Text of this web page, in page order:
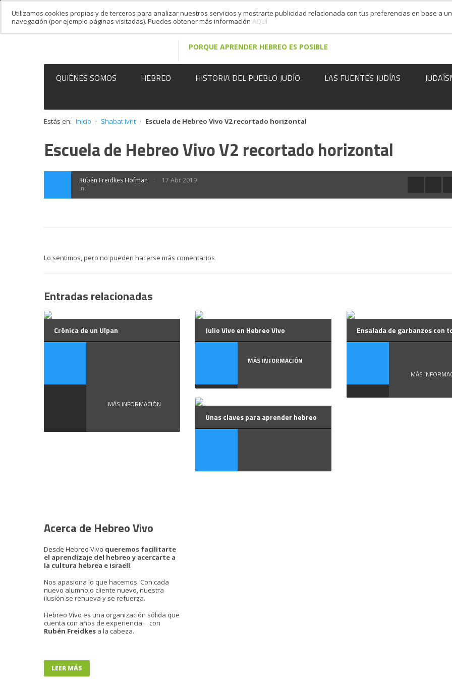
PORQUE APRENDER HEBREO ES POSIBLE
QUIÉNES SOMOS HEBREO HISTORIA DEL PUEBLO JUDÍO LAS FUENTES JUDÍAS
Estás en: Inicio · Shabat Ivrit · Escuela de Hebreo Vivo V2 recortado horizontal
Escuela de Hebreo Vivo V2 recortado horizontal
Rubén Freidkes Hofman
17 Abr 2019
In:
Lo sentimos, pero no pueden hacerse más comentarios
Entradas relacionadas
Crónica de un Ulpan
MÁS INFORMACIÓN
Julio Vivo en Hebreo Vivo
MÁS INFORMACIÓN
Ensalada de garbanzos con
MÁS
Unas claves para aprender hebreo
Acerca de Hebreo Vivo
Desde Hebreo Vivo queremos facilitarte
el aprendizaje del hebreo y acercarte a
la cultura hebrea e israelí.
Nos apasiona lo que hacemos. Con cada
nuevo alumno o cliente nuevo, nuestra
ilusión se renueva y se refuerza.
Hebreo Vivo es una organización sólida que
cuenta con años de experiencia… con
Rubén Freidkes a la cabeza.
LEER MÁS
Utilizamos cookies propias y de terceros para analizar nuestros servicios y mostrarte publicidad relacionada con tus preferencias en base a
navegación (por ejemplo páginas visitadas). Puedes obtener más información AQUÍ